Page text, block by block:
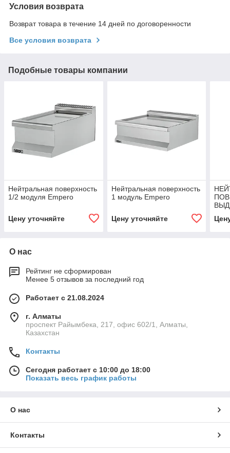
Условия возврата
Возврат товара в течение 14 дней по договоренности
Все условия возврата
Подобные товары компании
Нейтральная поверхность
1/2 модуля Empero
Цену уточняйте
Нейтральная поверхность
1 модуль Empero
Цену уточняйте
О нас
Рейтинг не сформирован
Менее 5 отзывов за последний год
Работает с 21.08.2024
г. Алматы
проспект Райымбека, 217, офис 602/1, Алматы,
Казахстан
Контакты
Сегодня работает с 10:00 до 18:00
Показать весь график работы
О нас
Контакты